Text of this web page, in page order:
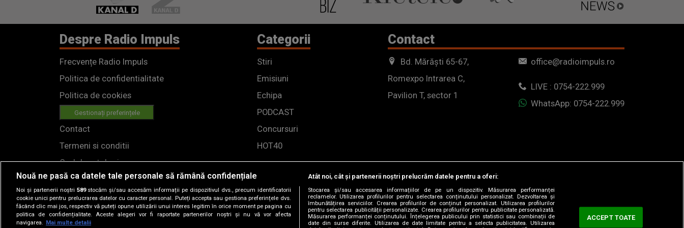
Despre Radio Impuls
Frecvențe Radio Impuls
Politica de confidentialitate
Politica de cookies
Gestionați preferințele
Contact
Termeni si conditii
Cod deontologic
Regulamente
Categorii
Stiri
Emisiuni
Echipa
PODCAST
Concursuri
HOT40
Contact
Bd. Mărăști 65-67,
Romexpo Intrarea C,
Pavilion T, sector 1
office@radioimpuls.ro
LIVE : 0754-222.999
WhatsApp: 0754-222.999
Nouă ne pasă ca datele tale personale să rămână confidențiale
Noi și partenerii noștri 589stocăm și/sau accesăm informații pe dispozitivul dvs., precum identificatorii
cookie unici pentru prelucrarea datelor cu caracter personal. Puteți accepta sau gestiona preferințele dvs.
făcând clic mai jos, respectiv vă puteți opune utilizării unui interes legitim în orice moment pe pagina cu
politica de confidențialitate. Aceste alegeri vor fi raportate partenerilor noștri și nu vă vor afecta
navigarea.
Mai multe detalii
Atât noi, cât și partenerii noștri prelucrăm datele pentru a oferi:
Stocarea și/sau accesarea informațiilor de pe un dispozitiv. Măsurarea performanței
reclamelor. Utilizarea profilurilor pentru selectarea conținutului personalizat. Dezvoltarea și
îmbunătățirea serviciilor. Crearea profilurilor de conținut personalizat. Utilizarea profilurilor
pentru selectarea publicității personalizate. Crearea profilurilor pentru publicitate personalizată.
Măsurarea performanței conținutului. Înțelegerea publicului prin statistici sau combinații de
date din surse diferite. Utilizarea de date limitate pentru a selecta publicitatea. Utilizarea
ACCEPT TOATE